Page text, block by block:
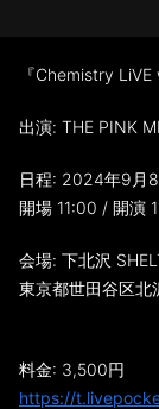
『Chemistry LiVE
出演: THE PINK
日程: 2024年9月
開場 11:00 / 開演
会場: 下北沢
東京都世田谷区
料金: 3,500円
https://